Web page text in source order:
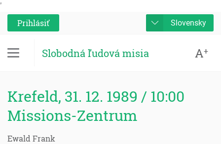
'
Prihlásiť
Slovensky
Slobodná ľudová misia A+
Krefeld, 31. 12. 1989 / 10:00
Missions-Zentrum
Ewald Frank